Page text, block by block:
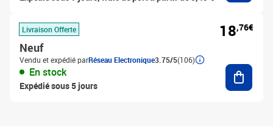
Livraison Offerte
Neuf
Vendu et expédié parRéseau Electronique3.75/5(106)
En stock
Expédié sous 5 jours
18,76€